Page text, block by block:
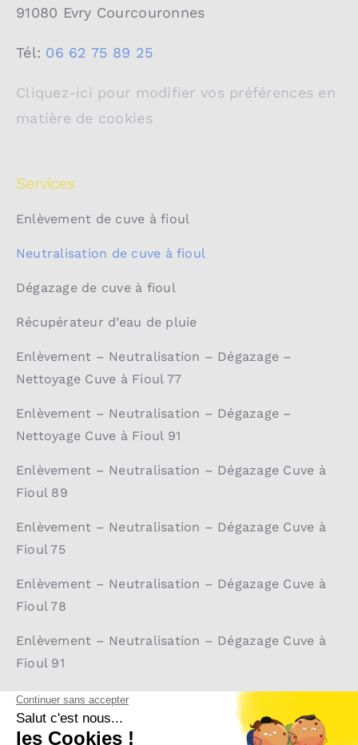
91080 Evry Courcouronnes
Tél: 06 62 75 89 25
Cliquez-ici pour modifier vos préférences en
matière de cookies
Services
Enlèvement de cuve à fioul
Neutralisation de cuve à fioul
Dégazage de cuve à fioul
Récupérateur d’eau de pluie
Enlèvement – Neutralisation – Dégazage –
Nettoyage Cuve à Fioul 77
Enlèvement – Neutralisation – Dégazage –
Nettoyage Cuve à Fioul 91
Enlèvement – Neutralisation – Dégazage Cuve à
Fioul 89
Enlèvement – Neutralisation – Dégazage Cuve à
Fioul 75
Enlèvement – Neutralisation – Dégazage Cuve à
Fioul 78
Enlèvement – Neutralisation – Dégazage Cuve à
Fioul 91
Enlèvement – Neutralisation – Dégazage Cuve à
Fioul 92